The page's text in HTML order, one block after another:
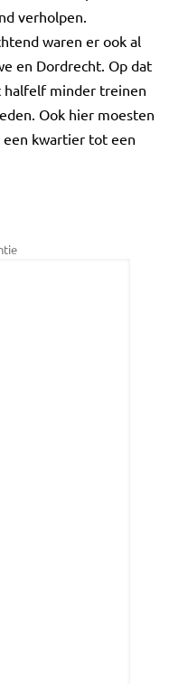
verholpen.
waren er ook al
en Dordrecht. Op dat
halfelf minder treinen
Ook hier moesten
kwartier tot een